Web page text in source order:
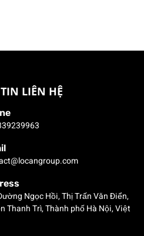
LIÊN HỆ
Ngọc Hồi, Thị Trấn Văn Điển,
Thanh Trì, Thành phố Hà Nội, Việt